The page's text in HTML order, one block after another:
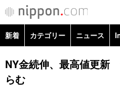
新着 カテゴリー ニュース
政治・外交
経済・ビジネス
NY金続伸、最高値更新
らむ